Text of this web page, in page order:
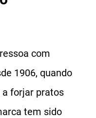
com
1906, quando
forjar pratos
tem sido